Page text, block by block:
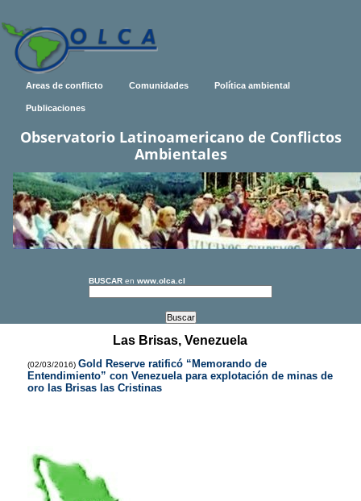
Areas de conflicto Comunidades Política ambiental
Publicaciones
Observatorio Latinoamericano de Conflictos
Ambientales
BUSCAR en www.olca.cl
Las Brisas, Venezuela
(02/03/2016) Gold Reserve ratificó “Memorando de
Entendimiento” con Venezuela para explotación de minas de
oro las Brisas las Cristinas